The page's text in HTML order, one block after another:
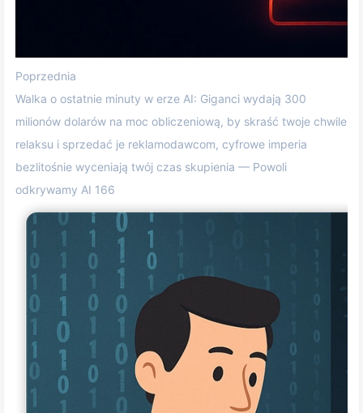
Poprzednia
Walka o ostatnie minuty w erze AI: Giganci wydają 300
milionów dolarów na moc obliczeniową, by skraść twoje chwile
relaksu i sprzedać je reklamodawcom, cyfrowe imperia
bezlitośnie wyceniają twój czas skupienia — Powoli
odkrywamy AI 166